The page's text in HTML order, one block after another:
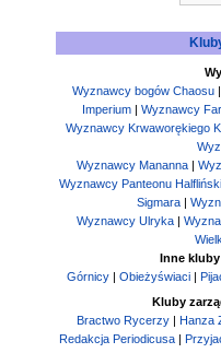
Wyznawcy bogów Chaosu |
Imperium | Wyznawcy
Wyznawcy Krwaworękiego
Wyznawcy Mananna|
Wyznawcy Panteonu
Sigmara|
Wyznawcy Ulryka |
Inne
Górnicy| Obieżyświaci|
Kluby
Bractwo Rycerzy| Hanza
Redakcja Periodicusa |